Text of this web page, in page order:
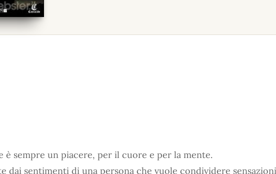
è sempre un piacere, per il cuore e per la mente.
dai sentimenti di una persona che vuole condividere sensazioni